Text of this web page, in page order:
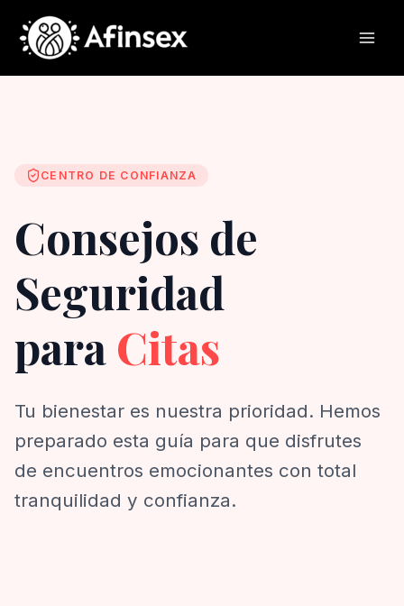
contenido
CENTRO DE CONFIANZA
Consejos de
Seguridad
para Citas
Tu bienestar es nuestra prioridad. Hemos
preparado esta guía para que disfrutes
de encuentros emocionantes con total
tranquilidad y confianza.